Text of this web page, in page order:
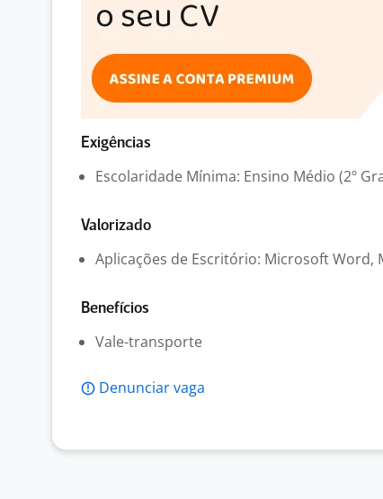
Exigências
Escolaridade Mínima: Ensino Médio (2º
Valorizado
Aplicações de Escritório: Microsoft Word,
Benefícios
Vale-transporte
Denunciar vaga